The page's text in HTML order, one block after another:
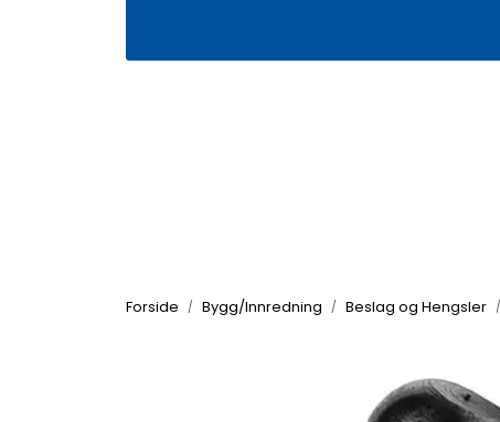
Forside Bygg/Innredning Beslag og Hengsler